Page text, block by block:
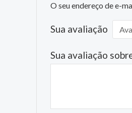
O seu endereço de e-
Sua avaliação
Sua avaliação